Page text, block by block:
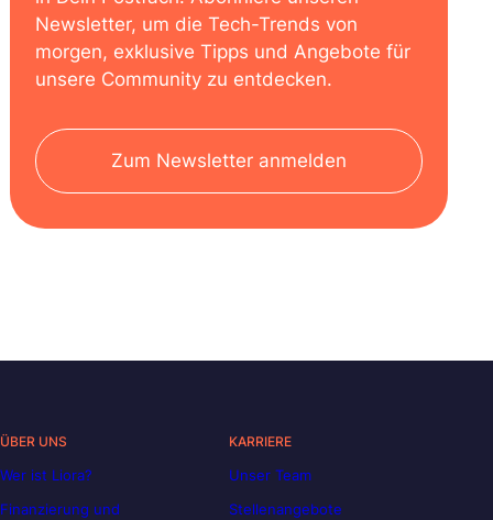
Newsletter, um die Tech-Trends von
morgen, exklusive Tipps und Angebote für
unsere Community zu entdecken.
Zum Newsletter anmelden
ÜBER UNS
Wer ist Liora?
Finanzierung und
KARRIERE
Unser Team
Stellenangebote